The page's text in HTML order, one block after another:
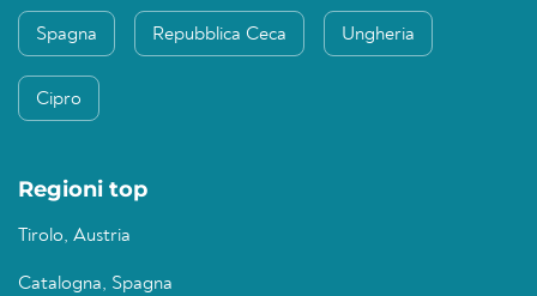
Spagna Repubblica Ceca Ungheria
Cipro
Regioni top
Tirolo, Austria
Catalogna, Spagna